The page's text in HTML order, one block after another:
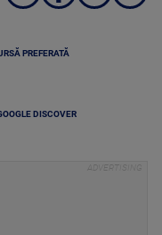
PREFERATĂ
DISCOVER